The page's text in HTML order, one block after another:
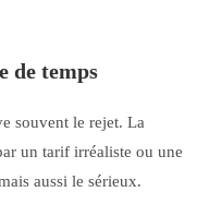
de temps
souvent le rejet. La
un tarif irréaliste ou une
aussi le sérieux.